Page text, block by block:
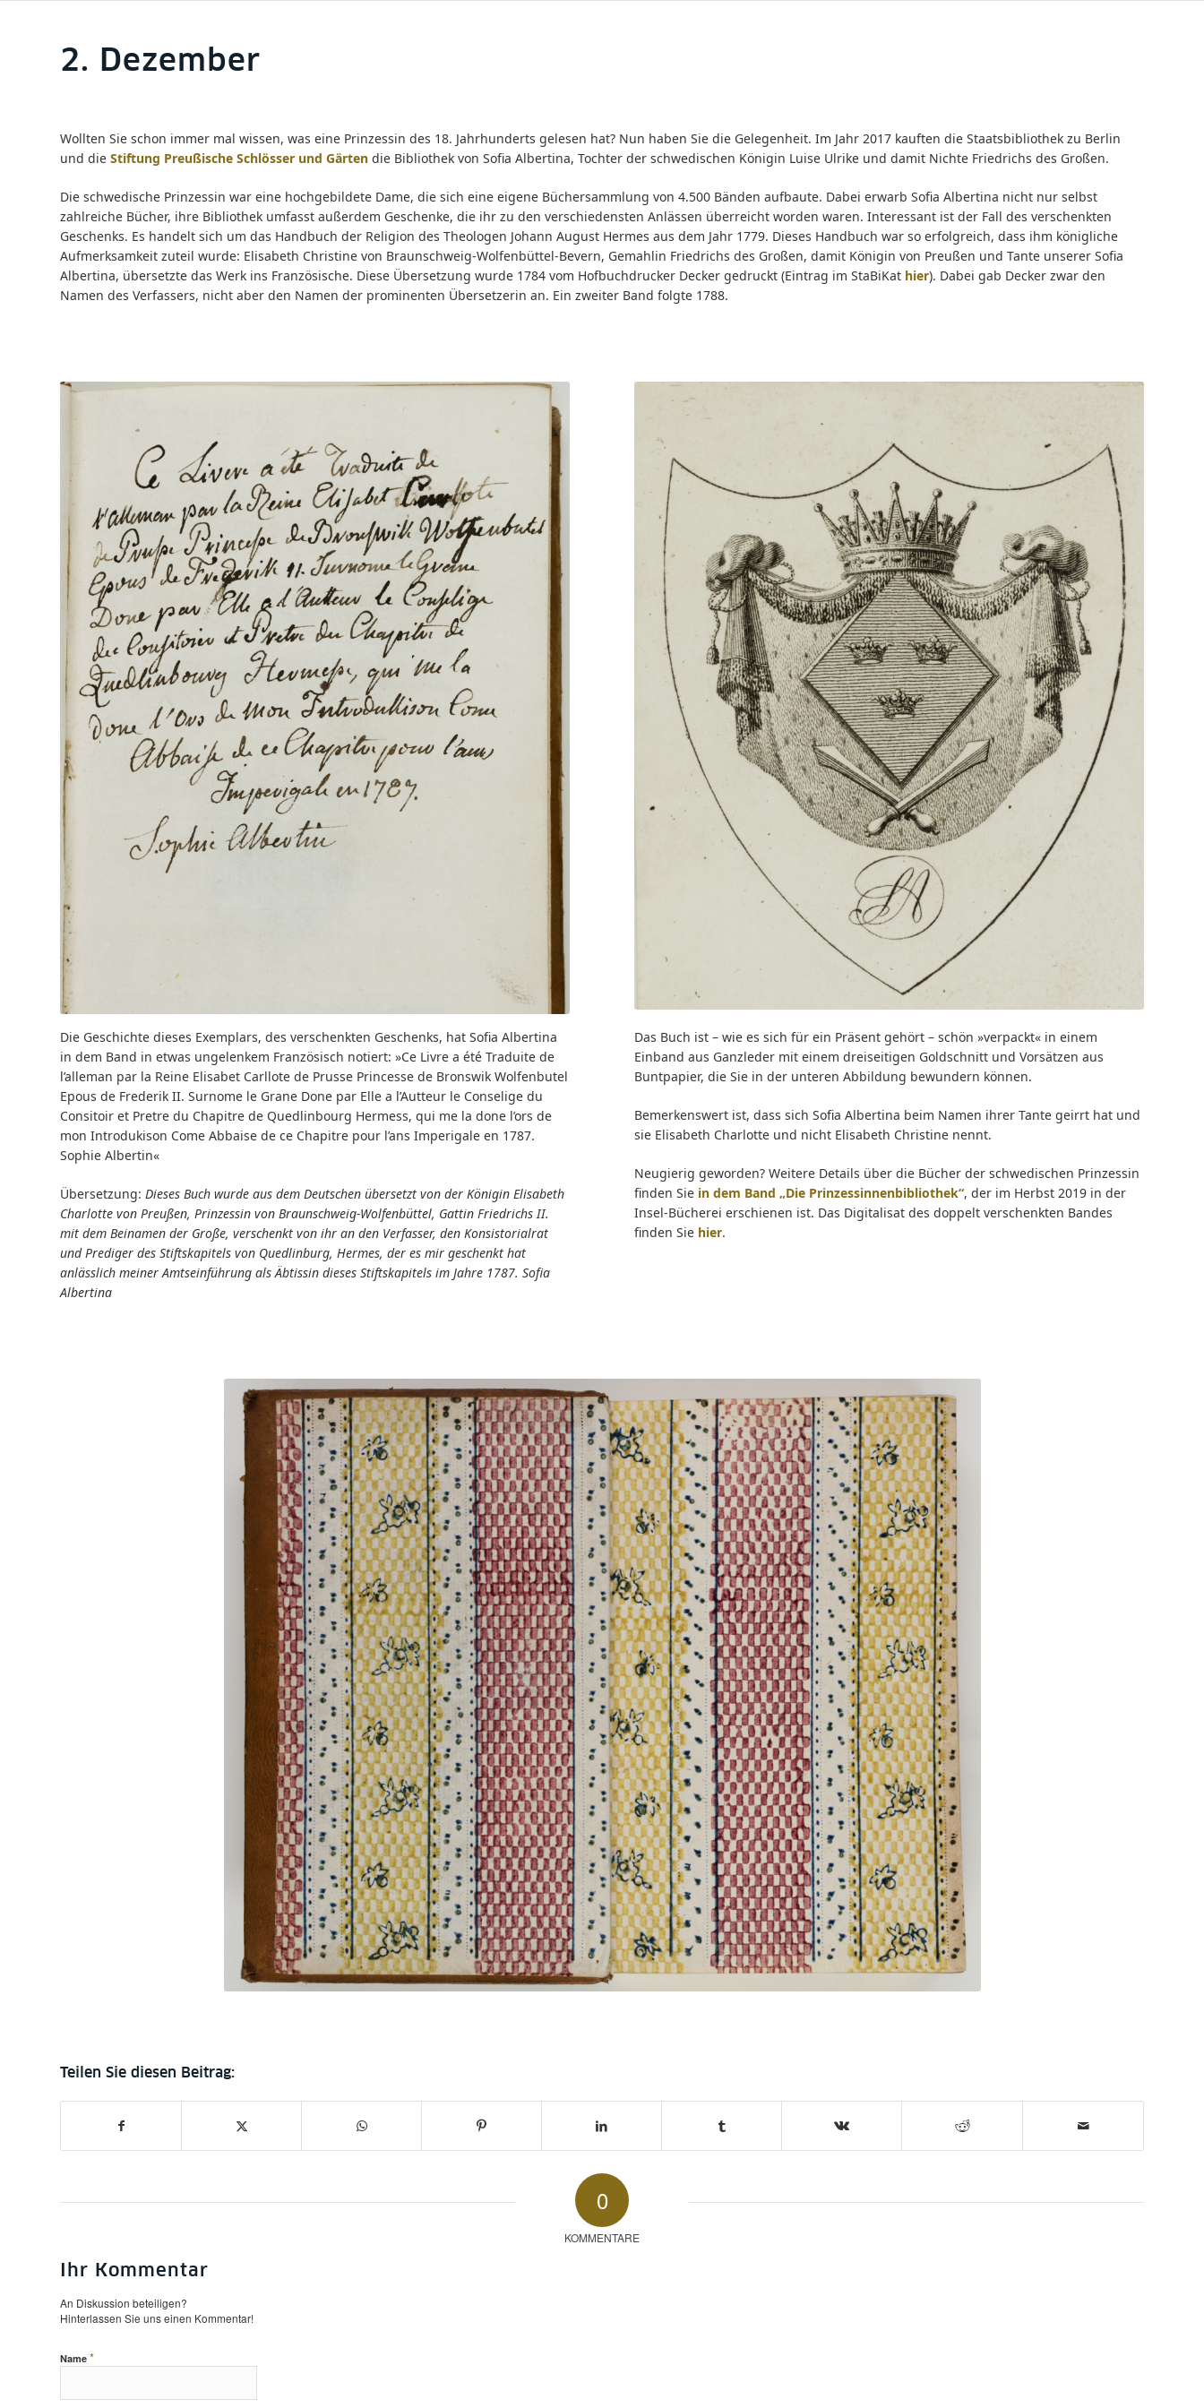
2. Dezember
Wollten Sie schon immer mal wissen, was eine Prinzessin des 18. Jahrhunderts gelesen hat? Nun haben Sie die Gelegenheit. Im Jahr 2017 kauften die Staatsbibliothek zu Berlin
und die Stiftung Preußische Schlösser und Gärten die Bibliothek von Sofia Albertina, Tochter der schwedischen Königin Luise Ulrike und damit Nichte Friedrichs des Großen.
Die schwedische Prinzessin war eine hochgebildete Dame, die sich eine eigene Büchersammlung von 4.500 Bänden aufbaute. Dabei erwarb Sofia Albertina nicht nur selbst
zahlreiche Bücher, ihre Bibliothek umfasst außerdem Geschenke, die ihr zu den verschiedensten Anlässen überreicht worden waren. Interessant ist der Fall des verschenkten
Geschenks. Es handelt sich um das Handbuch der Religion des Theologen Johann August Hermes aus dem Jahr 1779. Dieses Handbuch war so erfolgreich, dass ihm königliche
Aufmerksamkeit zuteil wurde: Elisabeth Christine von Braunschweig-Wolfenbüttel-Bevern, Gemahlin Friedrichs des Großen, damit Königin von Preußen und Tante unserer Sofia
Albertina, übersetzte das Werk ins Französische. Diese Übersetzung wurde 1784 vom Hofbuchdrucker Decker gedruckt (Eintrag im StaBiKat hier). Dabei gab Decker zwar den
Namen des Verfassers, nicht aber den Namen der prominenten Übersetzerin an. Ein zweiter Band folgte 1788.
Die Geschichte dieses Exemplars, des verschenkten Geschenks, hat Sofia Albertina
in dem Band in etwas ungelenkem Französisch notiert: »Ce Livre a été Traduite de
l’alleman par la Reine Elisabet Carllote de Prusse Princesse de Bronswik Wolfenbutel
Epous de Frederik II. Surnome le Grane Done par Elle a l’Autteur le Conselige du
Consitoir et Pretre du Chapitre de Quedlinbourg Hermess, qui me la done l’ors de
mon Introdukison Come Abbaise de ce Chapitre pour l’ans Imperigale en 1787.
Sophie Albertin«
Übersetzung: Dieses Buch wurde aus dem Deutschen übersetzt von der Königin Elisabeth
Charlotte von Preußen, Prinzessin von Braunschweig-Wolfenbüttel, Gattin Friedrichs II.
mit dem Beinamen der Große, verschenkt von ihr an den Verfasser, den Konsistorialrat
und Prediger des Stiftskapitels von Quedlinburg, Hermes, der es mir geschenkt hat
anlässlich meiner Amtseinführung als Äbtissin dieses Stiftskapitels im Jahre 1787. Sofia
Albertina
Das Buch ist – wie es sich für ein Präsent gehört – schön »verpackt« in einem
Einband aus Ganzleder mit einem dreiseitigen Goldschnitt und Vorsätzen aus
Buntpapier, die Sie in der unteren Abbildung bewundern können.
Bemerkenswert ist, dass sich Sofia Albertina beim Namen ihrer Tante geirrt hat und
sie Elisabeth Charlotte und nicht Elisabeth Christine nennt.
Neugierig geworden? Weitere Details über die Bücher der schwedischen Prinzessin
finden Sie in dem Band „Die Prinzessinnenbibliothek“, der im Herbst 2019 in der
Insel-Bücherei erschienen ist. Das Digitalisat des doppelt verschenkten Bandes
finden Sie hier.
0
KOMMENTARE
Ihr Kommentar
An Diskussion beteiligen?
Hinterlassen Sie uns einen Kommentar!
Name *